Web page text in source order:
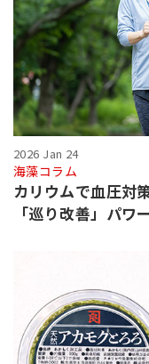
2026 Jan 24
海藻コラム
カリウムで血圧対
「巡り改善」パワー